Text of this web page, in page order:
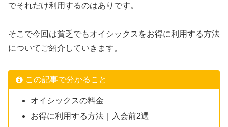
でそれだけ利用するのはありです。
そこで今回は貧乏でもオイシックスをお得に利用する方法
についてご紹介していきます。
この記事で分かること
オイシックスの料金
お得に利用する方法｜入会前2選